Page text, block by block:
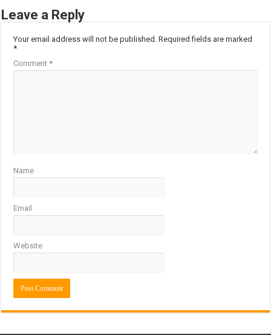
Leave a Reply
Your email address will not be published. Required fields are marked
*
Comment*
Name
Email
Website